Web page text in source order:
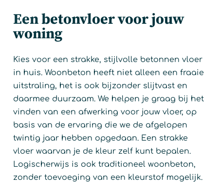
Een betonvloer voor jouw
woning
Kies voor een strakke, stijlvolle betonnen vloer
in huis. Woonbeton heeft niet alleen een fraaie
uitstraling, het is ook bijzonder slijtvast en
daarmee duurzaam. We helpen je graag bij het
vinden van een afwerking voor jouw vloer, op
basis van de ervaring die we de afgelopen
twintig jaar hebben opgedaan. Een strakke
vloer waarvan je de kleur zelf kunt bepalen.
Logischerwijs is ook traditioneel woonbeton,
zonder toevoeging van een kleurstof mogelijk.